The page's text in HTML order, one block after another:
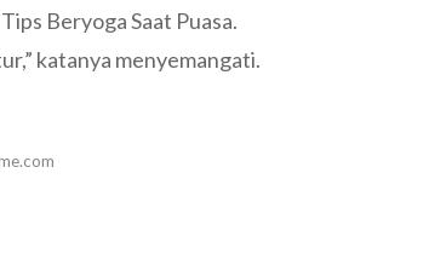
Beryoga Saat Puasa.
katanya menyemangati.